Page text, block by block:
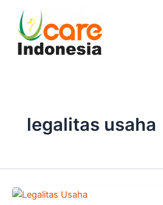
content
legalitas usaha